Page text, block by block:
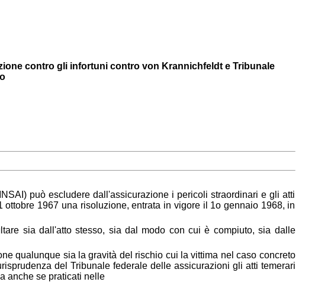
contro gli infortuni contro von Krannichfeldt e Tribunale
può escludere dall'assicurazione i pericoli straordinari e gli atti
1967 una risoluzione, entrata in vigore il 1o gennaio 1968, in
sia dall'atto stesso, sia dal modo con cui è compiuto, sia dalle
qualunque sia la gravità del rischio cui la vittima nel caso concreto
del Tribunale federale delle assicurazioni gli atti temerari
anche se praticati nelle